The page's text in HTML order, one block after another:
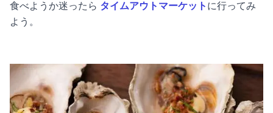
食べようか迷ったら タイムアウトマーケット に行ってみ
よう。